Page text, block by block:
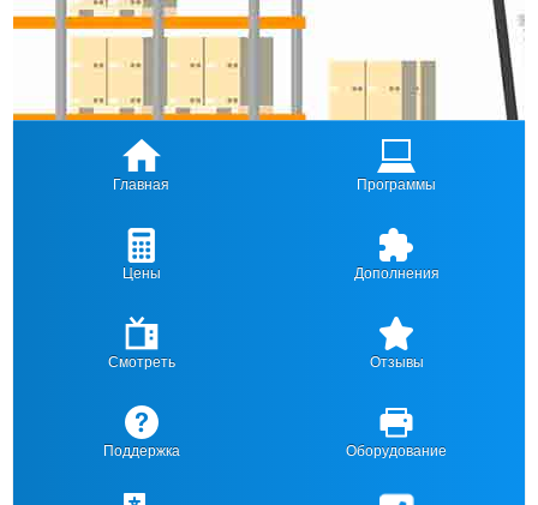
Главная Программы
Цены Дополнения
Смотреть Отзывы
Поддержка Оборудование